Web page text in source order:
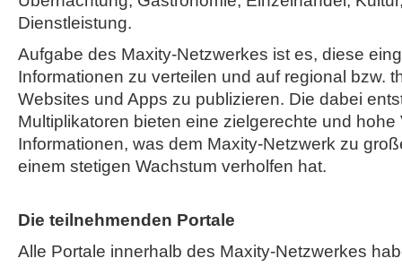
Dienstleistung.
Aufgabe des Maxity-Netzwerkes ist es, diese
Informationen zu verteilen und auf regional bzw.
Websites und Apps zu publizieren. Die dabei
Multiplikatoren bieten eine zielgerechte und hohe
Informationen, was dem Maxity-Netzwerk zu
einem stetigen Wachstum verholfen hat.
Die teilnehmenden Portale
Alle Portale innerhalb des Maxity-Netzwerkes